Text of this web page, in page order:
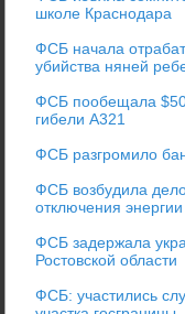
школе Краснодара
ФСБ начала
убийства няней
ФСБ пообещала $50
гибели A321
ФСБ разгромило
ФСБ возбудила
отключения
ФСБ задержала
Ростовской области
ФСБ: участились